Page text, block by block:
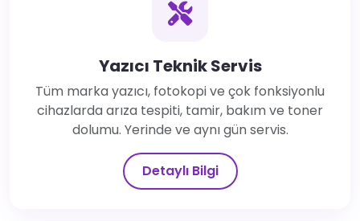
Yazıcı Teknik Servis
Tüm marka yazıcı, fotokopi ve çok fonksiyonlu
cihazlarda arıza tespiti, tamir, bakım ve toner
dolumu. Yerinde ve aynı gün servis.
Detaylı Bilgi